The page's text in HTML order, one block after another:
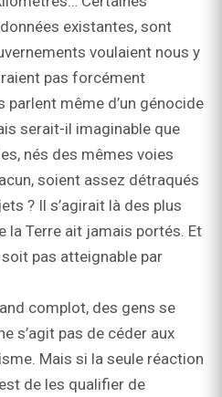
existantes, sont
voulaient nous y
pas forcément
parlent même d’un génocide
serait-il imaginable que
nés des mêmes voies
soient assez détraqués
? Il s’agirait là des plus
la Terre ait jamais portés. Et
pas atteignable par
complot, des gens se
s’agit pas de céder aux
Mais si la seule réaction
de les qualifier de